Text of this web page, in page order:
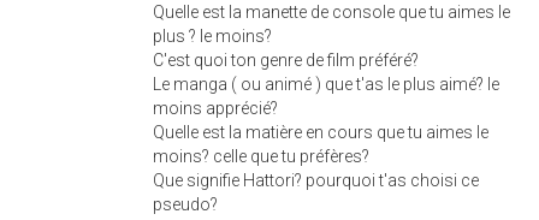
Quelle est la manette de console que tu aimes le
plus ? le moins?
C'est quoi ton genre de film préféré?
Le manga ( ou animé ) que t'as le plus aimé? le
moins apprécié?
Quelle est la matière en cours que tu aimes le
moins? celle que tu préfères?
Que signifie Hattori? pourquoi t'as choisi ce
pseudo?